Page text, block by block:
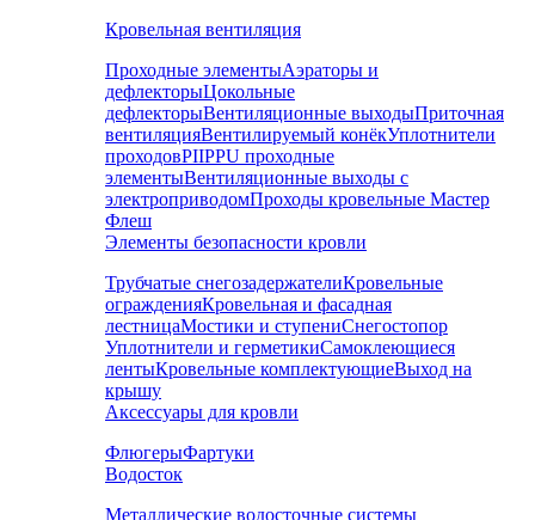
Кровельная вентиляция
Проходные элементыАэраторы и
дефлекторыЦокольные
дефлекторыВентиляционные выходыПриточная
вентиляцияВентилируемый конёкУплотнители
проходовPIIPPU проходные
элементыВентиляционные выходы с
электроприводомПроходы кровельные Мастер
Флеш
Элементы безопасности кровли
Трубчатые снегозадержателиКровельные
огражденияКровельная и фасадная
лестницаМостики и ступениСнегостопор
Уплотнители и герметикиСамоклеющиеся
лентыКровельные комплектующиеВыход на
крышу
Аксессуары для кровли
ФлюгерыФартуки
Водосток
Металлические водосточные системы